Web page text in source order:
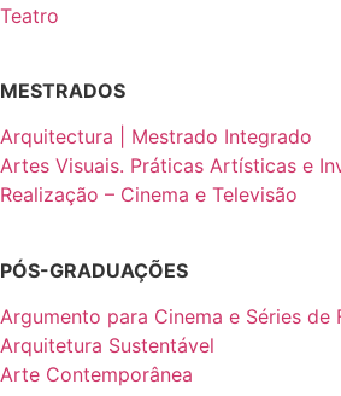
Teatro
MESTRADOS
Arquitectura | Mestrado Integrado
Artes Visuais. Práticas Artísticas e
Realização – Cinema e Televisão
PÓS-GRADUAÇÕES
Argumento para Cinema e Séries de
Arquitetura Sustentável
Arte Contemporânea